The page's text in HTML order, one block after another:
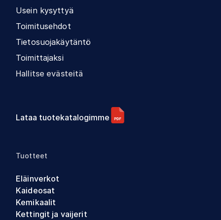
Usein kysyttyä
Toimitusehdot
Tietosuojakäytäntö
Toimittajaksi
Hallitse evästeitä
Lataa tuotekatalogimme
Tuotteet
Eläinverkot
Kaideosat
Kemikaalit
Kettingit ja vaijerit